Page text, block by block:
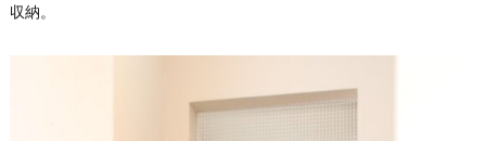
収納。